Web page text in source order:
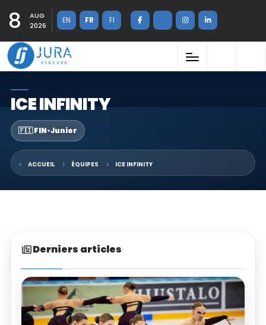
8
AUG
2026
EN FR FI
ICE INFINITY
🇫🇮 FIN•Junior
ACCUEIL ÉQUIPES ICE INFINITY
Derniers articles